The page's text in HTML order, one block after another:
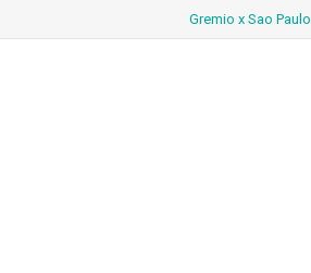
Gremio x Sao Paulo